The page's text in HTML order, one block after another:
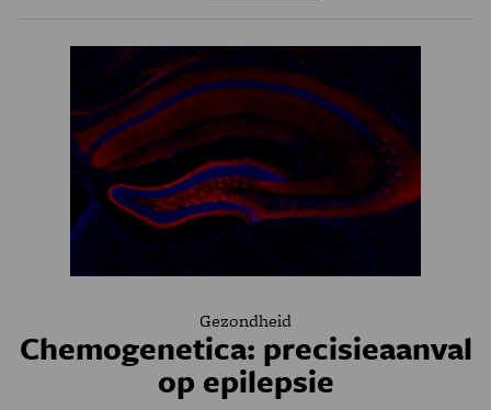
Gezondheid
Chemogenetica: precisieaanval
op epilepsie